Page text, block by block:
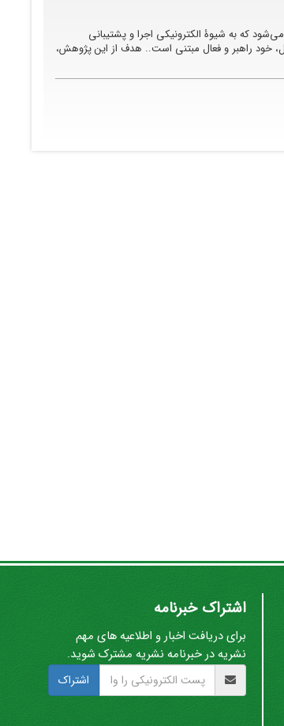
که به شیوۀ الکترونیکی اجرا و پشتیبانی
خود راهبر و فعال مبتنی است.. هدف از این پژوهش،
اشتراک خبرنامه
برای دریافت اخبار و اطلاعیه های مهم
نشریه در خبرنامه نشریه مشترک شوید.
اشتراک